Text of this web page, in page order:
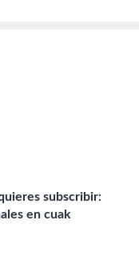
subscribir:
en cuak